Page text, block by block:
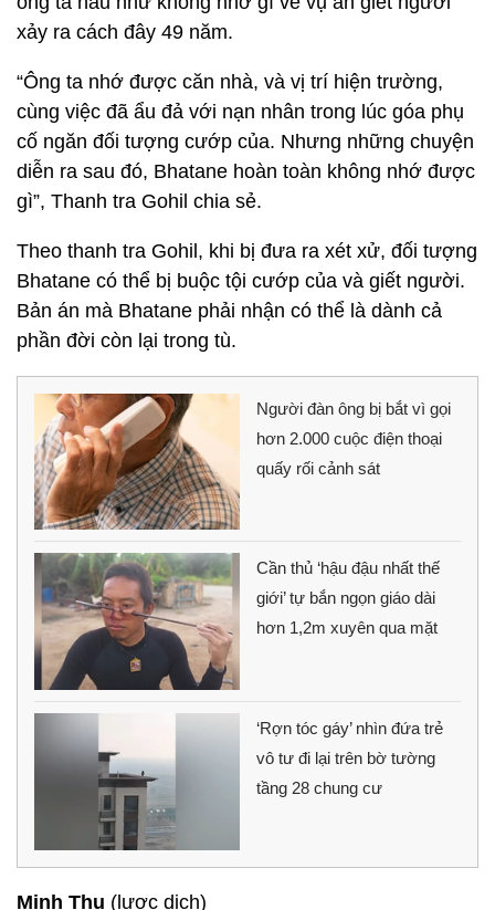
xảy ra cách đây 49 năm.
“Ông ta nhớ được căn nhà, và vị trí hiện trường,
cùng việc đã ẩu đả với nạn nhân trong lúc góa phụ
cố ngăn đối tượng cướp của. Nhưng những chuyện
diễn ra sau đó, Bhatane hoàn toàn không nhớ được
gì”, Thanh tra Gohil chia sẻ.
Theo thanh tra Gohil, khi bị đưa ra xét xử, đối tượng
Bhatane có thể bị buộc tội cướp của và giết người.
Bản án mà Bhatane phải nhận có thể là dành cả
phần đời còn lại trong tù.
Người đàn ông bị bắt vì gọi
hơn 2.000 cuộc điện thoại
quấy rối cảnh sát
Cần thủ ‘hậu đậu nhất thế
giới’ tự bắn ngọn giáo dài
hơn 1,2m xuyên qua mặt
‘Rợn tóc gáy’ nhìn đứa trẻ
vô tư đi lại trên bờ tường
tầng 28 chung cư
Minh Thu (lược dịch)